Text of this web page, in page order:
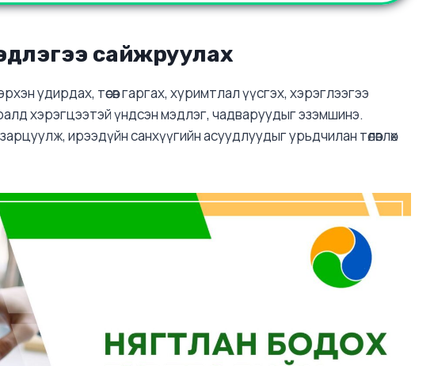
сайжруулах
удирдах, төсөв гаргах, хуримтлал үүсгэх, хэрэглээгээ
хэрэгцээтэй үндсэн мэдлэг, чадваруудыг эзэмшинэ.
зарцуулж, ирээдүйн санхүүгийн асуудлуудыг урьдчилан төлөвлөх